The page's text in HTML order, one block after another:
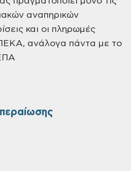
αναπηρικών
και οι πληρωμές
ανάλογα πάντα με το